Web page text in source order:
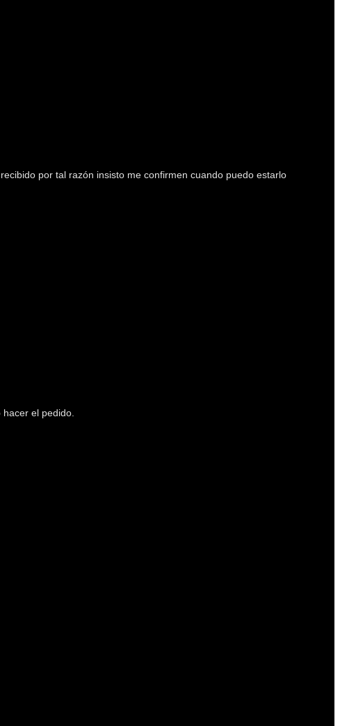
por tal razón insisto me confirmen cuando puedo estarlo
el pedido.